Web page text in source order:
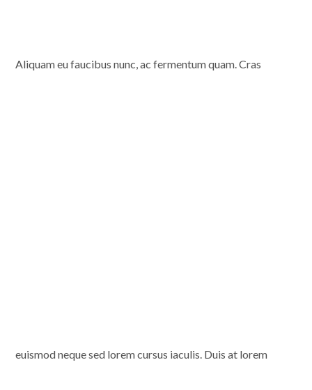
Aliquam eu faucibus nunc, ac fermentum quam. Cras
euismod neque sed lorem cursus iaculis. Duis at lorem